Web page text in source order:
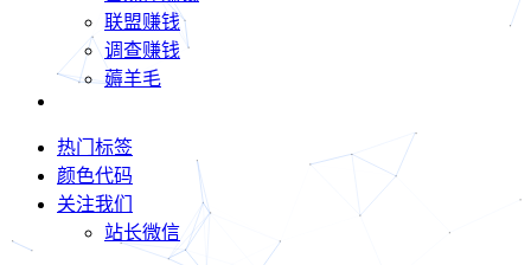
联盟赚钱
调查赚钱
薅羊毛
热门标签
颜色代码
关注我们
站长微信